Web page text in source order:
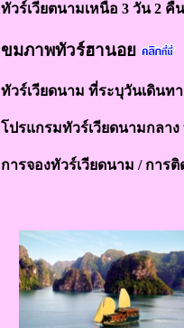
ทัวร์เวียตนามเหนือ 3 วัน 2 คื
ขมภาพทัวร์ฮานอย
ทัวร์เวียดนาม ที่ระบุวันเดินท
โปรแกรมทัวร์เวียดนามกลา
การจองทัวร์เวียดนาม /การติ